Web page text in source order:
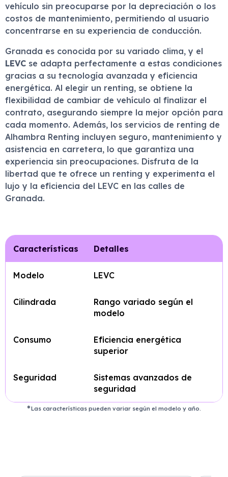
vehículo sin preocuparse por la depreciación o los
costos de mantenimiento, permitiendo al usuario
concentrarse en su experiencia de conducción.
Granada es conocida por su variado clima, y el
LEVC se adapta perfectamente a estas condiciones
gracias a su tecnología avanzada y eficiencia
energética. Al elegir un renting, se obtiene la
flexibilidad de cambiar de vehículo al finalizar el
contrato, asegurando siempre la mejor opción para
cada momento. Además, los servicios de renting de
Alhambra Renting incluyen seguro, mantenimiento y
asistencia en carretera, lo que garantiza una
experiencia sin preocupaciones. Disfruta de la
libertad que te ofrece un renting y experimenta el
lujo y la eficiencia del LEVC en las calles de
Granada.
Características Detalles
Modelo LEVC
Cilindrada
Rango variado según el
modelo
Consumo
Eficiencia energética
superior
Seguridad
Sistemas avanzados de
seguridad
Las características pueden variar según el modelo y año.